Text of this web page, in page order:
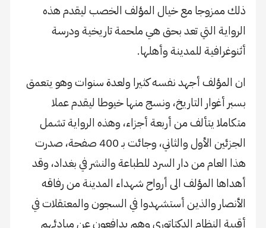
ذلك ممزوجا مع خيال المؤلف الخصب ليقدم هذه
الرواية التي تعد بحق هي ملحمة تاريخية ودرسة
أثنوغرافية للمدينة وأهلها.
ان المؤلف أجهد نفسه كثيرا ولعدة سنوات وهو يتعمق
بسبر أغوار التاريخ، ونسج منها خيوطا ليقدم عملا
متكاملا يتألف من أربعة أجزاء، وهذه الرواية تشمل
الجزئين الأول والثاني، وجائت بـ 400 صفحة، صدرت
هذا العام من دار السرد للطباعة والنشر في بغداد، وقد
أهداها المؤلف الى أرواح شهداء المدينة من رفاقه
الأنصار والذين أستشهدوا في السجون والمعتقلات في
أقبية النظام الدكتاتوري وهم يدافعون عن مبادئهم